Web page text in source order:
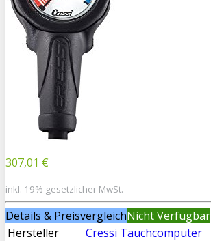
307,01 €
inkl. 19% gesetzlicher MwSt.
Details & PreisvergleichNicht Verfügbar
Hersteller
Cressi Tauchcomputer